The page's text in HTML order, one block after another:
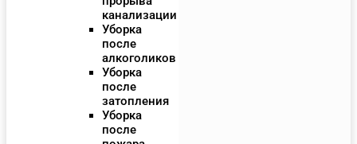
канализации
Уборка
после
алкоголиков
Уборка
после
затопления
Уборка
после